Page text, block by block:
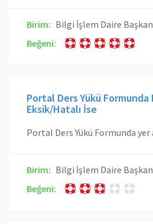
Birim: Bilgi İşlem Daire
Beğeni:
Portal Ders Yükü Formunda
Eksik/Hatalı İse
Birim: Bilgi İşlem Daire
Beğeni: